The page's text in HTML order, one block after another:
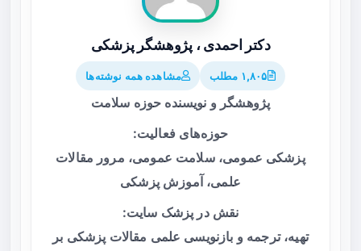
دکتر احمدی ، پژوهشگر پزشکی
۱,۸۰۵ مطلب مشاهده همه نوشته‌ها
پژوهشگر و نویسنده حوزه سلامت
حوزه‌های فعالیت:
پزشکی عمومی، سلامت عمومی، مرور مقالات
علمی، آموزش پزشکی
نقش در پزشک سایت:
تهیه، ترجمه و بازنویسی علمی مقالات پزشکی بر